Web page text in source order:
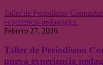
Taller de Periodismo
experiencia pedagógica
Febrero 27, 2026
Taller de Periodismo
nueva experiencia